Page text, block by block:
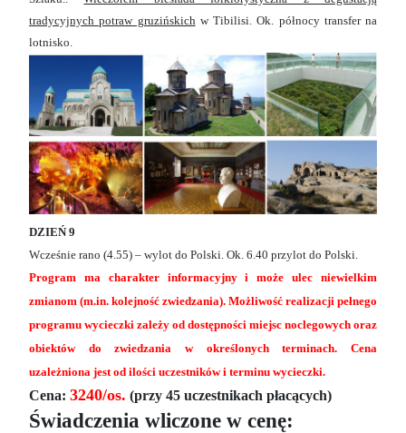
tradycyjnych potraw gruzińskichw Tibilisi. Ok. północy transfer na
lotnisko.
DZIEŃ 9
Wcześnie rano (4.55) – wylot do Polski. Ok. 6.40 przylot do Polski.
Program ma charakter informacyjny i może ulec niewielkim
zmianom (m.in. kolejność zwiedzania). Możliwość realizacji pełnego
programu wycieczki zależy od dostępności miejsc noclegowych oraz
obiektów do zwiedzania w określonych terminach. Cena
uzależniona jest od ilości uczestników i terminu wycieczki.
Cena: 3240/os. (przy 45 uczestnikach płacących)
Świadczenia wliczone w cenę: